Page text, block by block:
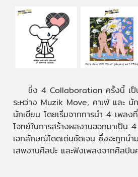
ซึ่ง 4 Collaboration ครั้งนี้ เป็
ระหว่าง Muzik Move, คาเฟ่ และ นั
นักเขียน โดยเริ่มจากการนำ 4 เพลง
โจทย์ในการสร้างผลงานออกมาเป็
เอกลักษณ์โดดเด่นชัดเจน ซึ่งจะถูกนำ
เสพงานศิลปะ และฟังเพลงจากศิลปิ